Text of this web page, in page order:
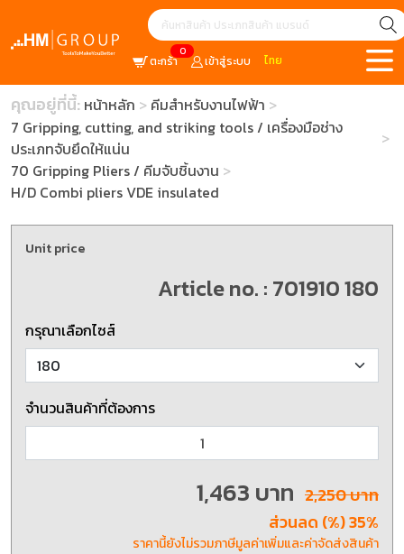
0
ตะกร้า เข้าสู่ระบบ ไทย
คุณอยู่ที่นี้: หน้าหลัก
คีมสำหรับงานไฟฟ้า
7 Gripping, cutting, and striking tools / เครื่องมือช่าง
ประเภทจับยึดให้แน่น
70 Gripping Pliers / คีมจับชิ้นงาน
H/D Combi pliers VDE insulated
Unit price
Article no. : 701910 180
กรุณาเลือกไซส์
จำนวนสินค้าที่ต้องการ
1,463 บาท 2,250 บาท
ส่วนลด (%) 35%
ราคานี้ยังไม่รวมภาษีมูลค่าเพิ่มและค่าจัดส่งสินค้า